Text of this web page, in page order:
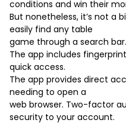
conditions and win their
But nonetheless, it’s not a
easily find any table
game through a search bar.
The app includes
quick access.
The app provides direct
needing to open a
web browser. Two-factor
security to your account.